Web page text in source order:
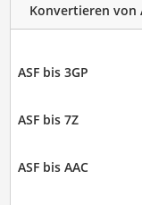
Konvertieren von
ASF bis 3GP
ASF bis 7Z
ASF bis AAC